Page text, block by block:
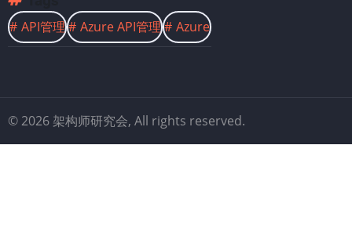
API管理 Azure API管理 Azure
© 2026 架构师研究会, All rights reserved.